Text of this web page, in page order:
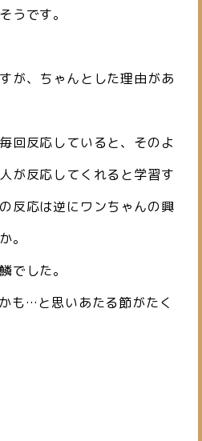
うです。
が、ちゃんとした理由があ
回反応していると、そのよ
が反応してくれると学習す
反応は逆にワンちゃんの興
。
でした。
も…と思いあたる節がたく